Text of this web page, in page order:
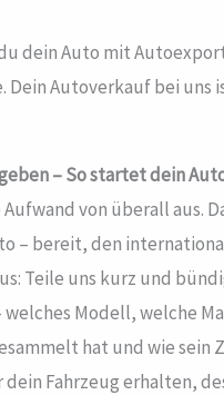
dein Auto mit
Dein Autoverkauf bei
– So startet dein
von überall aus.
– bereit, den
Teile uns kurz und
Modell, welche
hat und wie sein
Fahrzeug erhalten,